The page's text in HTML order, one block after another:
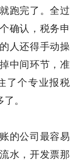
跑完了。全过
确认，税务申
人还得手动操
中间环节，准
了个专业报税
。
的公司最容易
水，开发票那